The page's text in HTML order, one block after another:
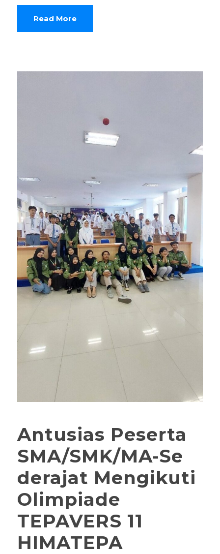
Read More
Antusias Peserta
SMA/SMK/MA-Se
derajat Mengikuti
Olimpiade
TEPAVERS 11
HIMATEPA